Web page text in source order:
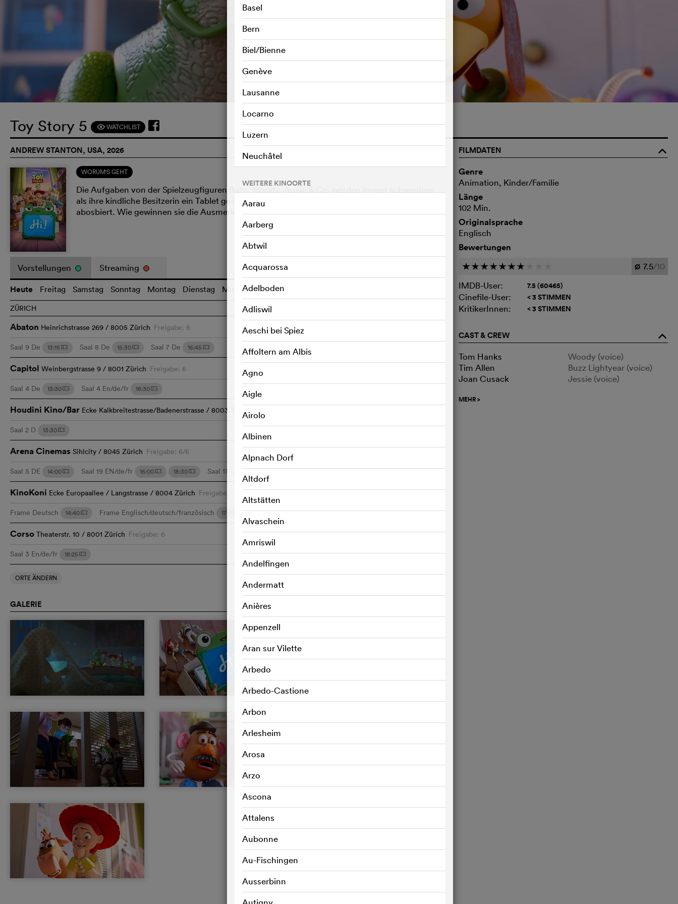
eTRAILER ABSPIELEN
Toy Story 5 F WATCHLIST
ANDREW STANTON, USA, 2026
WORUM'S GEHT
Die Aufgaben von der Spielzeugfiguren Buzz, Woody, Jessie & Co. werden immer schwieriger,
als ihre kindliche Besitzerin ein Tablet geschenkt bekommt, da ihn fürs Erste komplett
abosbiert. Wie gewinnen sie die Ausmerksamkeit von Bonnie zurück?
Vorstellungen Streaming
Heute Freitag Samstag Sonntag Montag Dienstag Mittwoch
ZÜRICH
Abaton Heinrichstrasse 269 / 8005 Zürich Freigabe: 6
Saal 9 De 13:15 m Saal 8 De 15:30m Saal 7 De 16:45 m
Capitol Weinbergstrasse 9 / 8001 Zürich Freigabe: 6
Saal 4 De 13:30m Saal 4 En/de/fr 18:30m
Houdini Kino/Bar Ecke Kalkbreitestrasse/Badenerstrasse / 8003 Zürich Freigabe: 6/6
Saal 2 D 13:30m
Arena Cinemas Sihlcity / 8045 Zürich Freigabe: 6/6
Saal 5 DE 14:00m Saal 19 EN/de/fr 16:00m 18:30m Saal 17 16:10 Saal 18DE 17:50 Saal 1DE 20:40
KinoKoni Ecke Europaallee / Langstrasse / 8004 Zürich Freigabe: 6
Frame Deutsch 14:40m Frame Englisch/deutsch/französisch 17:40 m
Corso Theaterstr. 10 / 8001 Zürich Freigabe: 6
Saal 3 En/de/fr 18:25 m
ORTE ÄNDERN
Basel
Bern
Biel/Bienne
Genève
Lausanne
Locarno
Luzern
Neuchâtel
WEITERE KINOORTE
Aarau
Aarberg
Abtwil
Acquarossa
Adelboden
Adliswil
Aeschi bei Spiez
Affoltern am Albis
Agno
Aigle
Airolo
Albinen
Alpnach Dorf
Altdorf
Altstätten
Alvaschein
Amriswil
Andelfingen
Andermatt
Anières
Appenzell
Aran sur Vilette
Arbedo
Arbedo-Castione
Arbon
Arlesheim
Arosa
Arzo
Ascona
Attalens
Aubonne
Au-Fischingen
Ausserbinn
GALERIE
FILMDATEN
o
Genre
Animation, Kinder/Familie
Länge
102 Min.
Originalsprache
Englisch
Bewertungen
c c c c c c c Ø 7.5/10
IMDB-User:
7.5 (60465)
Cinefile-User: < 3 STIMMEN
KritikerInnen: < 3 STIMMEN
CAST & CREW o
Tom Hanks
Woody (voice)
Tim Allen
Buzz Lightyear (voice)
Joan Cusack
Jessie (voice)
MEHR>